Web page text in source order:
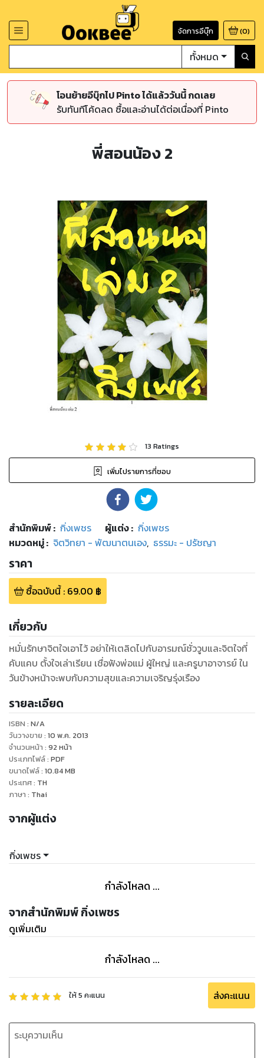
จัดการอีบุ๊ก (0)
ทั้งหมด
โอนย้ายอีบุ๊กไป Pinto ได้แล้ววันนี้ กดเลย
รับทันทีโค้ดลด ซื้อและอ่านได้ต่อเนื่องที่ Pinto
พี่สอนน้อง 2
13 Ratings
เพิ่มไปรายการที่ชอบ
สำนักพิมพ์: กิ่งเพชร ผู้แต่ง : กิ่งเพชร
หมวดหมู่: จิตวิทยา - พัฒนาตนเอง, ธรรมะ - ปรัชญา
ราคา
ซื้อฉบับนี้: 69.00 ฿
เกี่ยวกับ
หมั่นรักษาจิตใจเอาไว้ อย่าให้เตลิดไปกับอารมณ์ชั่ววูบและจิตใจที่
คับแคบ ตั้งใจเล่าเรียน เชื่อฟังพ่อแม่ ผู้ใหญ่ และครูบาอาจารย์ ใน
วันข้างหน้าจะพบกับความสุขและความเจริญรุ่งเรือง
รายละเอียด
ISBN : N/A
วันวางขาย : 10 พ.ค. 2013
จำนวนหน้า : 92 หน้า
ประเภทไฟล์: PDF
ขนาดไฟล์: 10.84MB
ประเทศ: TH
ภาษา : Thai
จากผู้แต่ง
กิ่งเพชร
กำลังโหลด ...
จากสำนักพิมพ์ กิ่งเพชร
ดูเพิ่มเติม
กำลังโหลด ...
ให้5 คะแนน ส่งคะแนน